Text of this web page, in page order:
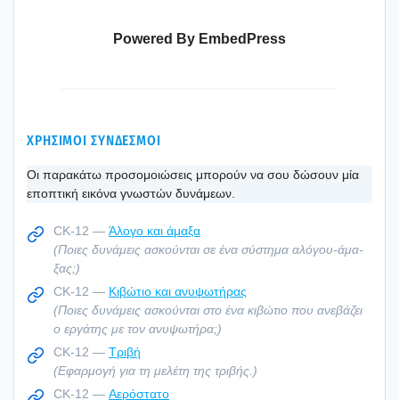
Powered By EmbedPress
ΧΡΗΣΙΜΟΙ ΣΥΝΔΕΣΜΟΙ
Οι παρα­κά­τω προ­σο­μοιώ­σεις μπο­ρούν να σου δώσουν μία
επο­πτι­κή εικό­να γνω­στών δυνά­με­ων.
CK-12 — Άλο­γο και άμα­ξα
(Ποιες δυνά­μεις ασκού­νται σε ένα σύστη­μα αλό­γου-άμα­
ξας;)
CK-12 — Κιβώ­τιο και ανυ­ψω­τή­ρας
(Ποιες δυνά­μεις ασκού­νται στο ένα κιβώ­τιο που ανε­βά­ζει
ο εργά­της με τον ανυ­ψω­τή­ρα;)
CK-12 — Τρι­βή
(Εφαρ­μο­γή για τη μελέ­τη της τρι­βής.)
CK-12 — Αερό­στα­το